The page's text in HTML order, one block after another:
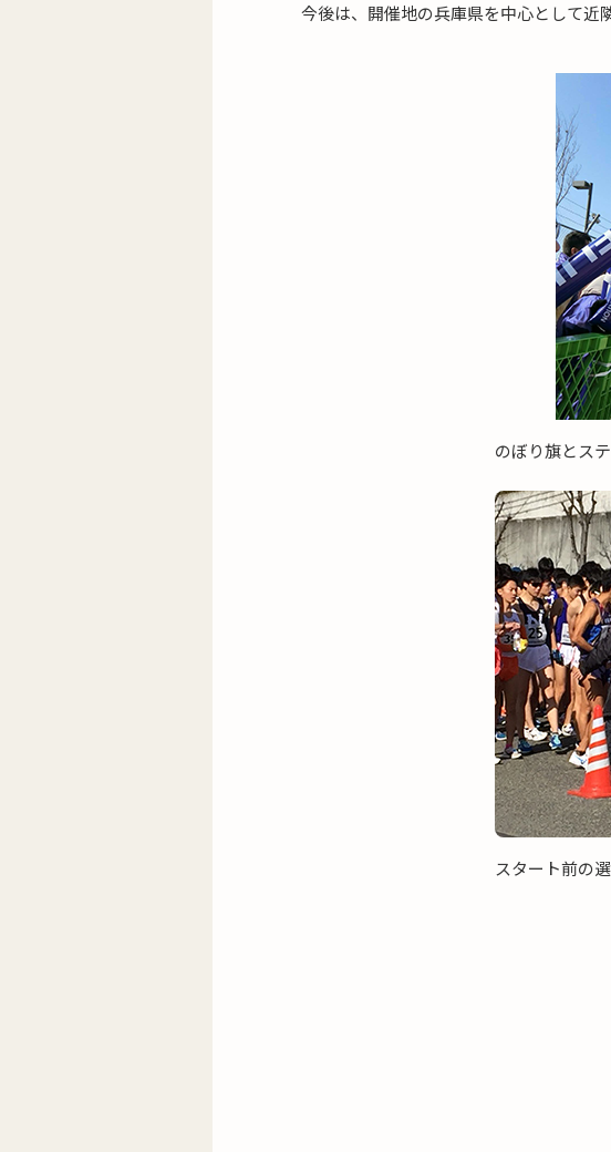
今後は、開催地の兵庫県を中心として近
のぼり旗とス
スタート前の